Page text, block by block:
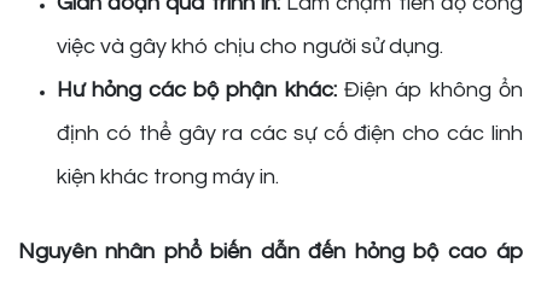
việc và gây khó chịu cho người sử dụng.
Hư hỏng các bộ phận khác:Điện áp không ổn
định có thể gây ra các sự cố điện cho các linh
kiện khác trong máy in.
Nguyên nhân phổ biến dẫn đến hỏng bộ cao áp